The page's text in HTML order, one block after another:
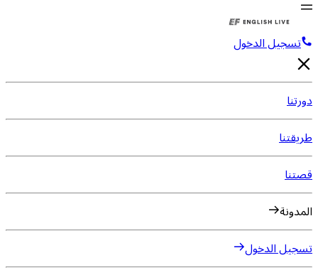
تسجيل الدخول
دورتنا
طريقتنا
قصتنا
المدونة
تسجيل الدخول